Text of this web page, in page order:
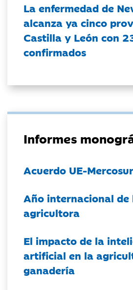
La enfermedad de
alcanza ya cinco
Castilla y León con
confirmados
Informes
Acuerdo UE-
Año internacional de
agricultora
El impacto de la
artificial en la
ganadería